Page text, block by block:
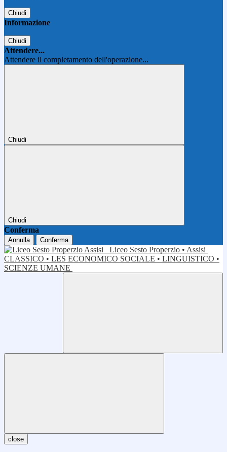
Chiudi
Informazione
Chiudi
Attendere...
Attendere il completamento dell'operazione...
Chiudi
Chiudi
Conferma
Annulla Conferma
Liceo Sesto Properzio • Assisi
CLASSICO • LES ECONOMICO SOCIALE • LINGUISTICO •
SCIENZE UMANE
close